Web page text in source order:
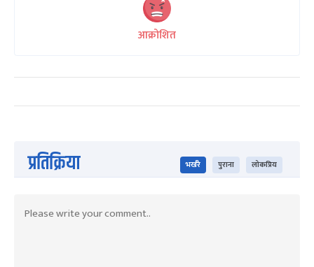
आक्रोशित
प्रतिक्रिया भर्खरै पुराना लोकप्रिय